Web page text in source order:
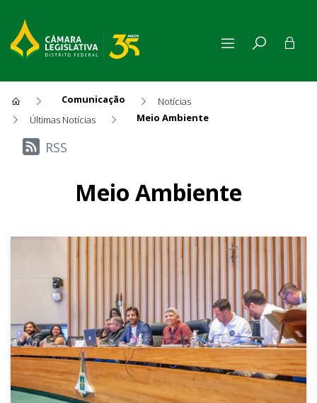
Comunicação
Notícias
Últimas Notícias
Meio Ambiente
Últimas Notícias
RSS
Meio Ambiente